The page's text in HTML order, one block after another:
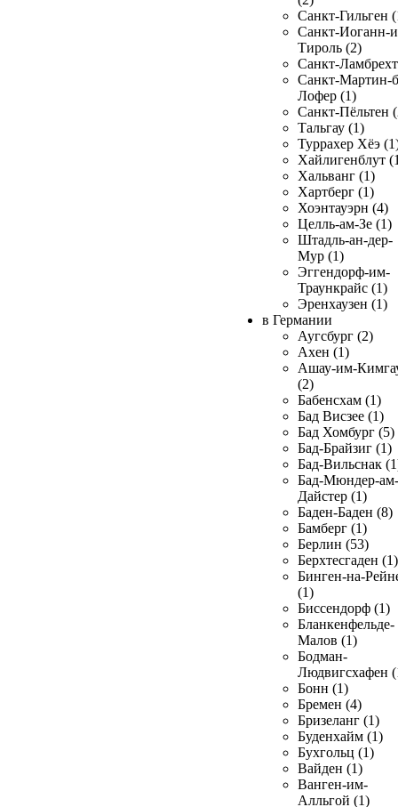
Санкт-Гильген
Санкт-Иоганн-
Тироль (2)
Санкт-
Санкт-Мартин-
Лофер (1)
Санкт-Пёльтен
Тальгау (1)
Туррахер Хёэ
Хайлигенблут
Хальванг (1)
Хартберг (1)
Хоэнтауэрн (4)
Целль-ам-Зе (1)
Штадль-ан-дер-
Мур (1)
Эггендорф-им-
Траункрайс (1)
Эренхаузен (1)
в Германии
Аугсбург (2)
Ахен (1)
Ашау-им-
(2)
Бабенсхам (1)
Бад Висзее (1)
Бад Хомбург (5)
Бад-Брайзиг (1)
Бад-Вильснак
Бад-Мюндер-ам-
Дайстер (1)
Баден-Баден (8)
Бамберг (1)
Берлин (53)
Берхтесгаден (1)
Бинген-на-
(1)
Биссендорф (1)
Бланкенфельде-
Малов (1)
Бодман-
Людвигсхафен
Бонн (1)
Бремен (4)
Бризеланг (1)
Буденхайм (1)
Бухгольц (1)
Вайден (1)
Ванген-им-
Алльгой (1)